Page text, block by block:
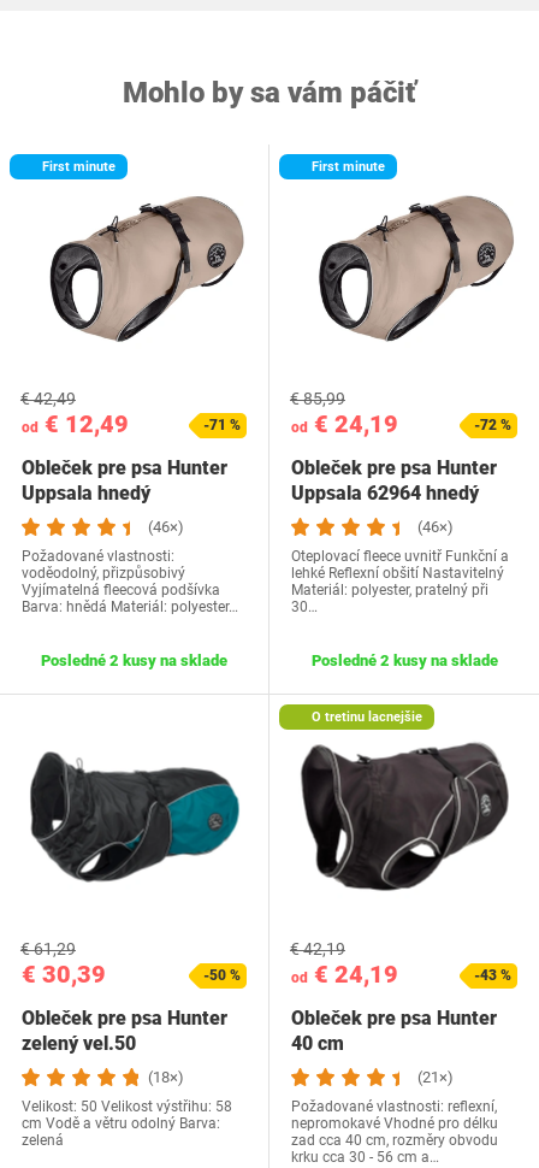
Mohlo by sa vám páčiť
First minute
od € 12,49
€ 42,49
-71 %
Obleček pre psa Hunter
Uppsala hnedý
(46×)
Požadované vlastnosti:
voděodolný, přizpůsobivý
Vyjímatelná fleecová podšívka
Barva: hnědá Materiál: polyester…
Posledné 2 kusy na sklade
First minute
od € 24,19
€ 85,99
-72 %
Obleček pre psa Hunter
Uppsala 62964 hnedý
(46×)
Oteplovací fleece uvnitř Funkční a
lehké Reflexní obšití Nastavitelný
Materiál: polyester, pratelný při
30…
Posledné 2 kusy na sklade
€ 30,39
€ 61,29
-50 %
Obleček pre psa Hunter
zelený vel.50
(18×)
Velikost: 50 Velikost výstřihu: 58
cm Vodě a větru odolný Barva:
zelená
O tretinu lacnejšie
od € 24,19
€ 42,19
-43 %
Obleček pre psa Hunter
40 cm
(21×)
Požadované vlastnosti: reflexní,
nepromokavé Vhodné pro délku
zad cca 40 cm, rozměry obvodu
krku cca 30 - 56 cm a…